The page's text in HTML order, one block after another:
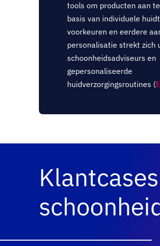
tools om producten aan
basis van individuele
voorkeuren en eerdere
personalisatie strekt zich
schoonheidsadviseurs en
gepersonaliseerde
huidverzorgingsroutines (